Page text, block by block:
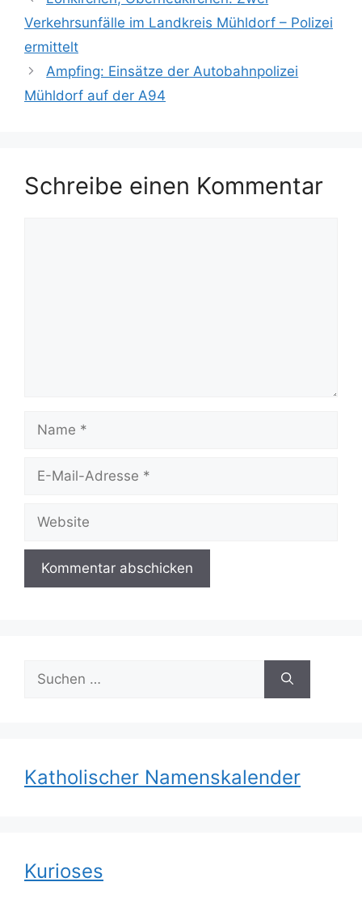
Verkehrsunfälle im Landkreis Mühldorf – Polizei
ermittelt
Ampfing: Einsätze der Autobahnpolizei
Mühldorf auf der A94
Schreibe einen Kommentar
Name
Website
Suchen
nach:
Katholischer Namenskalender
Kurioses